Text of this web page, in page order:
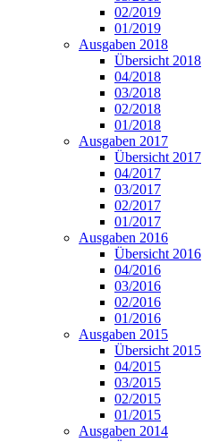
02/2019
01/2019
Ausgaben 2018
Übersicht 2018
04/2018
03/2018
02/2018
01/2018
Ausgaben 2017
Übersicht 2017
04/2017
03/2017
02/2017
01/2017
Ausgaben 2016
Übersicht 2016
04/2016
03/2016
02/2016
01/2016
Ausgaben 2015
Übersicht 2015
04/2015
03/2015
02/2015
01/2015
Ausgaben 2014